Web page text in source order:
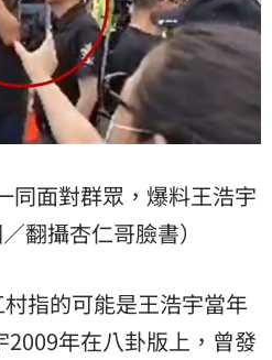
面對群眾，爆料王浩宇
翻攝杏仁哥臉書）
指的可能是王浩宇當年
年在八卦版上，曾發